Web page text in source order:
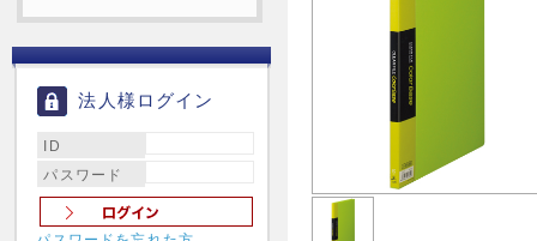
法人様ログイン
ID
パスワード